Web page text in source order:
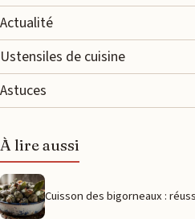
Actualité
Ustensiles de cuisine
Astuces
À lire aussi
Cuisson des bigorneaux :